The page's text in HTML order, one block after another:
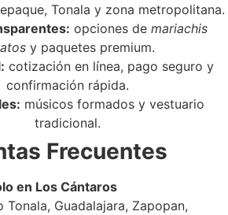
Tonala y zona metropolitana.
opciones de mariachis
y paquetes premium.
cotización en línea, pago seguro y
confirmación rápida.
músicos formados y vestuario
tradicional.
Frecuentes
en Los Cántaros
Guadalajara, Zapopan,